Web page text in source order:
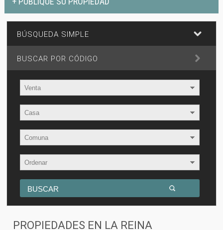
BÚSQUEDA SIMPLE
BUSCAR POR CÓDIGO
PROPIEDADES EN LA REINA